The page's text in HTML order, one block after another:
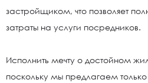
застройщиком, что позволяет
затраты на услуги посредников.
Исполнить мечту о достойном
поскольку мы предлагаем